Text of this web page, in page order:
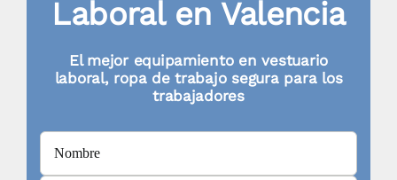
producto
Laboral en Valencia
El mejor equipamiento en vestuario
laboral, ropa de trabajo segura para los
trabajadores